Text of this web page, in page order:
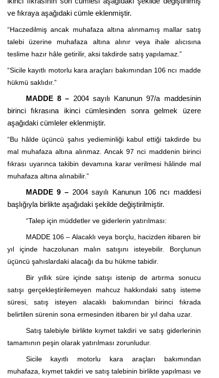
ve fıkraya aşağıdaki cümle eklenmiştir.
“Haczedilmiş ancak muhafaza altına alınmamış mallar satış
talebi üzerine muhafaza altına alınır veya ihale alıcısına
teslime hazır hâle getirilir, aksi takdirde satış yapılamaz.”
“Sicile kayıtlı motorlu kara araçları bakımından 106 ncı madde
hükmü saklıdır.”
MADDE 8 – 2004 sayılı Kanunun 97/a maddesinin
birinci fıkrasına ikinci cümlesinden sonra gelmek üzere
aşağıdaki cümleler eklenmiştir.
“Bu hâlde üçüncü şahıs yedieminliği kabul ettiği takdirde bu
mal muhafaza altına alınmaz. Ancak 97 nci maddenin birinci
fıkrası uyarınca takibin devamına karar verilmesi hâlinde mal
muhafaza altına alınabilir.”
MADDE 9 – 2004 sayılı Kanunun 106 ncı maddesi
başlığıyla birlikte aşağıdaki şekilde değiştirilmiştir.
“Talep için müddetler ve giderlerin yatırılması:
MADDE 106 – Alacaklı veya borçlu, hacizden itibaren bir
yıl içinde haczolunan malın satışını isteyebilir. Borçlunun
üçüncü şahıslardaki alacağı da bu hükme tabidir.
Bir yıllık süre içinde satışı istenip de artırma sonucu
satışı gerçekleştirilemeyen mahcuz hakkındaki satış isteme
süresi, satış isteyen alacaklı bakımından birinci fıkrada
belirtilen sürenin sona ermesinden itibaren bir yıl daha uzar.
Satış talebiyle birlikte kıymet takdiri ve satış giderlerinin
tamamının peşin olarak yatırılması zorunludur.
Sicile kayıtlı motorlu kara araçları bakımından
muhafaza, kıymet takdiri ve satış talebinin birlikte yapılması ve